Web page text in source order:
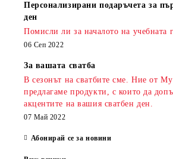
Персонализирани подаръчета за
ден
Помисли ли за началото на учебната
06 Сеп 2022
За вашата сватба
В сезонът на сватбите сме. Ние от
предлагаме продукти, с които да
акцентите на вашия сватбен ден.
07 Май 2022
Абонирай се за новини